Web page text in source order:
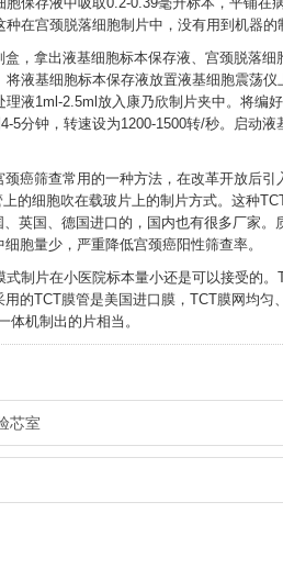
在宫颈脱落细胞制片中，没有用到机器的
拿出液基细胞标本保存液、宫颈脱落细
液基细胞标本保存液放置液基细胞震荡
液1ml-2.5ml放入康乃欣制片夹中。将编
分钟，转速设为1200-1500转/秒。启动液
筛查常用的一种方法，在改革开放后引
的细胞吹在载玻片上的制片方式。这种
英国、德国进口的，国内也有很多厂家。
胞量少，严重降低宫颈癌阳性筛查率。
片在小医院标本量小还是可以接受的。
的TCT膜管是美国进口膜，TCT膜网均匀
机制出的片相当。
芯室